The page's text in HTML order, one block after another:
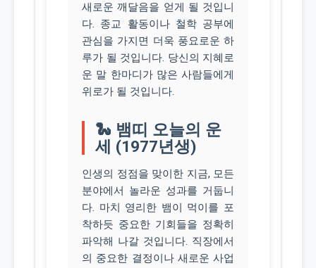
새로운 깨달음을 얻게 될 것입니
다. 종교 활동이나 철학 공부에
관심을 가지면 더욱 풍요로운 하
루가 될 것입니다. 당신의 지혜로
운 말 한마디가 많은 사람들에게
위로가 될 것입니다.
🐍 뱀띠 오늘의 운
세 (1977년생)
인생의 정점을 맞이한 지금, 모든
분야에서 놀라운 성과를 거둡니
다. 마치 영리한 뱀이 먹이를 포
착하듯 중요한 기회들을 정확히
파악해 나갈 것입니다. 직장에서
의 중요한 결정이나 새로운 사업